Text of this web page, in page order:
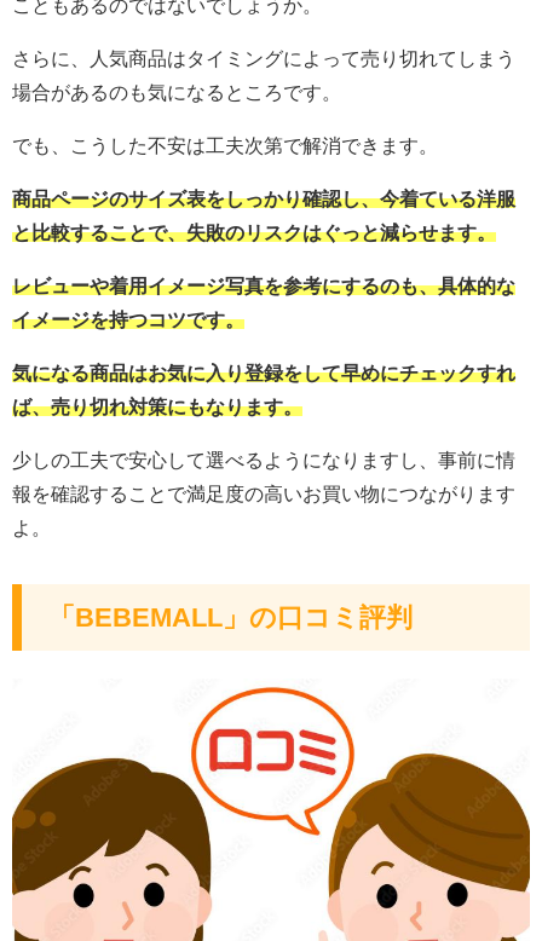
こともあるのではないでしょうか。
さらに、人気商品はタイミングによって売り切れてしまう
場合があるのも気になるところです。
でも、こうした不安は工夫次第で解消できます。
商品ページのサイズ表をしっかり確認し、今着ている洋服
と比較することで、失敗のリスクはぐっと減らせます。
レビューや着用イメージ写真を参考にするのも、具体的な
イメージを持つコツです。
気になる商品はお気に入り登録をして早めにチェックすれ
ば、売り切れ対策にもなります。
少しの工夫で安心して選べるようになりますし、事前に情
報を確認することで満足度の高いお買い物につながります
よ。
「BEBEMALL」の口コミ評判